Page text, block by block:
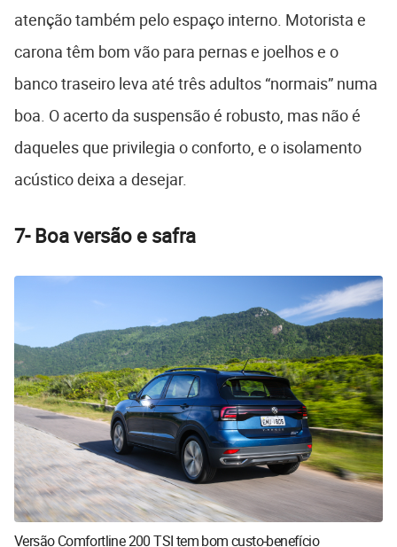
atenção também pelo espaço interno. Motorista e
carona têm bom vão para pernas e joelhos e o
banco traseiro leva até três adultos “normais” numa
boa. O acerto da suspensão é robusto, mas não é
daqueles que privilegia o conforto, e o isolamento
acústico deixa a desejar.
7- Boa versão e safra
Versão Comfortline 200 TSI tem bom custo-benefício